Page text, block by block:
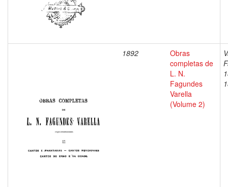
1892
Obras
completas de
L. N.
Fagundes
Varella
(Volume 2)